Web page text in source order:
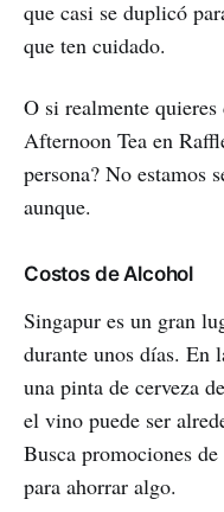
que casi se duplicó
que ten cuidado.
O si realmente
Afternoon Tea en
persona? No estamos
aunque.
Costos de Alcohol
Singapur es un gran
durante unos días. En
una pinta de cerveza
el vino puede ser
Busca promociones
para ahorrar algo.